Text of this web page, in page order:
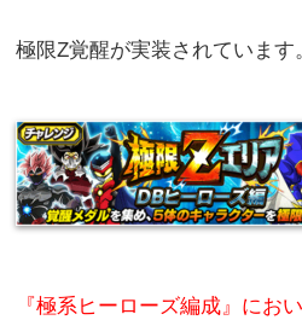
極限Z覚醒が実装されています
『極系ヒーローズ編成』にお